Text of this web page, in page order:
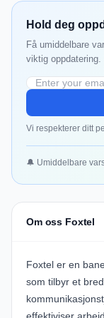
Hold deg
Få umiddelbare
viktig oppdatering.
Vi respekterer ditt
🔔 Umiddelbare
Om oss Foxtel
Foxtel er en
som tilbyr et